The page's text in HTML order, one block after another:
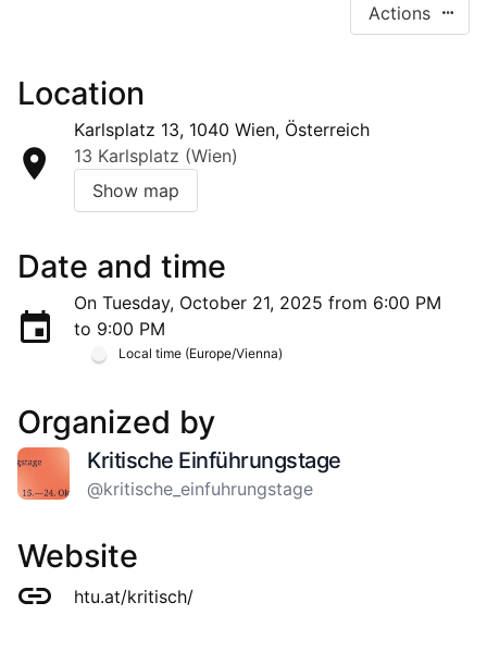
Actions
Location
Karlsplatz 13, 1040 Wien, Österreich
13 Karlsplatz (Wien)
Show map
Date and time
On Tuesday, October 21, 2025 from 6:00 PM
to 9:00 PM
Local time (Europe/Vienna)
Organized by
Kritische Einführungstage
@kritische_einfuhrungstage
Website
htu.at/kritisch/